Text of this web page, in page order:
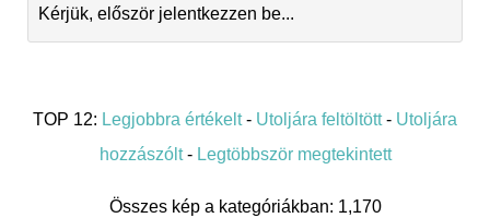
Kérjük, először jelentkezzen be...
TOP 12: Legjobbra értékelt- Utoljára feltöltött- Utoljára
hozzászólt- Legtöbbször megtekintett
Összes kép a kategóriákban: 1,170